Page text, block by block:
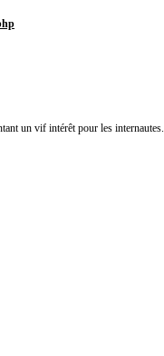
un vif intérêt pour les internautes.